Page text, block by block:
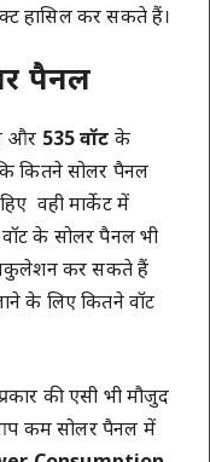
हासिल कर सकते हैं।
पैनल
और 535 वॉट के
कितने सोलर पैनल
वही मार्केट में
के सोलर पैनल भी
कर सकते हैं
के लिए कितने वॉट
की एसी भी मौजुद
कम सोलर पैनल में